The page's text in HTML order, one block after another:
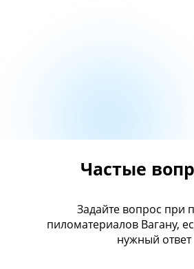
Частые
Задайте вопрос при
пиломатериалов Вагану,
нужный ответ